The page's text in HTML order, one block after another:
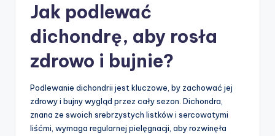
Jak podlewać
dichondrę, aby rosła
zdrowo i bujnie?
Podlewanie dichondrii jest kluczowe, by zachować jej
zdrowy i bujny wygląd przez cały sezon. Dichondra,
znana ze swoich srebrzystych listków i sercowatymi
liśćmi, wymaga regularnej pielęgnacji, aby rozwinęła